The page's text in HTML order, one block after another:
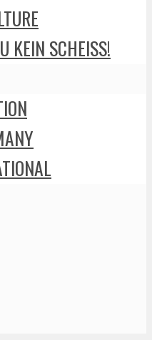
KEIN SCHEISS!